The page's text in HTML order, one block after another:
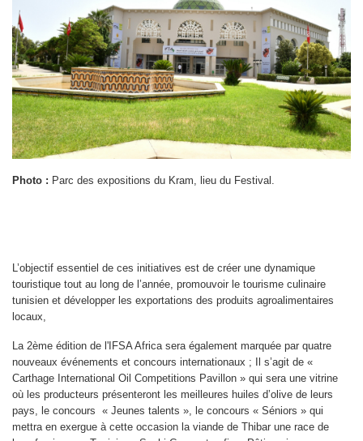
Photo : Parc des expositions du Kram, lieu du Festival.
L’objectif essentiel de ces initiatives est de créer une dynamique
touristique tout au long de l’année, promouvoir le tourisme culinaire
tunisien et développer les exportations des produits agroalimentaires
locaux,
La 2ème édition de l'IFSA Africa sera également marquée par quatre
nouveaux événements et concours internationaux ; Il s’agit de «
Carthage International Oil Competitions Pavillon » qui sera une vitrine
où les producteurs présenteront les meilleures huiles d’olive de leurs
pays, le concours « Jeunes talents », le concours « Séniors » qui
mettra en exergue à cette occasion la viande de Thibar une race de